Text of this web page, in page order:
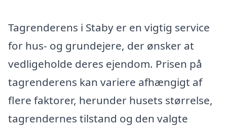
Tagrenderens i Staby er en vigtig service
for hus- og grundejere, der ønsker at
vedligeholde deres ejendom. Prisen på
tagrenderens kan variere afhængigt af
flere faktorer, herunder husets størrelse,
tagrendernes tilstand og den valgte